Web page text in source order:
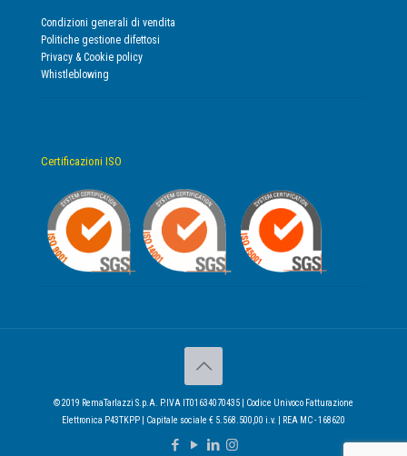
Condizioni generali di vendita
Politiche gestione difettosi
Privacy & Cookie policy
Whistleblowing
Certificazioni ISO
© 2019 RemaTarlazzi S.p.A. P.IVA IT01634070435 | Codice Univoco Fatturazione
Elettronica P43TKPP | Capitale sociale € 5.568.500,00 i.v. | REA MC - 168620